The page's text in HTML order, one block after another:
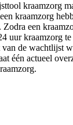
kraamzorg
kraamzorg
Zodra een
uur kraamzorg te
de wachtlijst
één actueel